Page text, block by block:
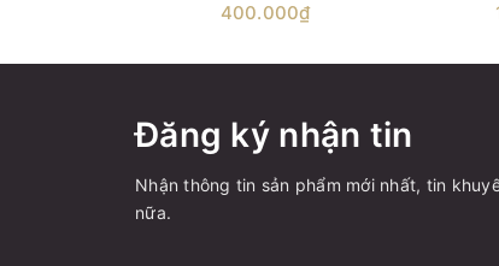
400.000₫
Đăng ký nhận tin
Nhận thông tin sản phẩm mới nhất, tin
nữa.